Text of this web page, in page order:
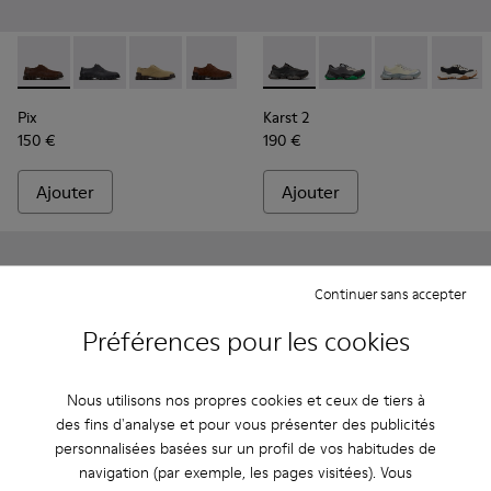
Préférences pour les cookies
Nous utilisons nos propres cookies et ceux de tiers à
des fins d'analyse et pour vous présenter des publicités
personnalisées basées sur un profil de vos habitudes de
navigation (par exemple, les pages visitées). Vous
Continuer sans accepter
Pix - K101076-010 - Chaussures en cuir marron pour homme.
Pix - K101076-008
Pix - K101076-006
Pix - K101076-005
Pix - K101076-003
Pix - K101076-001
Pix
150 €
Ajouter
Karst 2 - K101068-001 -
Karst 2 - K101068-
Karst 2 -Karst
Karst 2
190 €
Ajouter